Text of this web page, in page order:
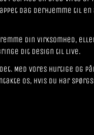
dag derhjemme til en
din virksomhed,
dit design til live.
Med vores hurtige og
os, hvis du har